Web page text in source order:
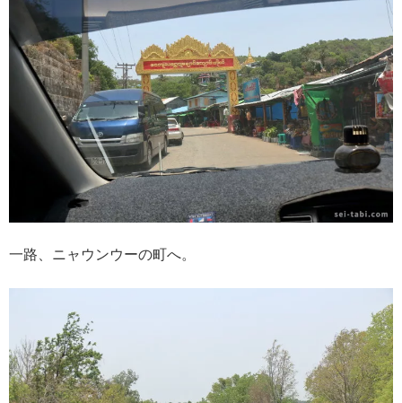
一路、ニャウンウーの町へ。